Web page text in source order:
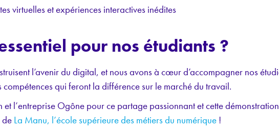
virtuelles et expériences interactives inédites
pour nos étudiants ?
l’avenir du digital, et nous avons à cœur d’accompagner nos
qui feront la différence sur le marché du travail.
l’entreprise Ogône pour ce partage passionnant et cette démonstration
deLa Manu, l’école supérieure des métiers du numérique!